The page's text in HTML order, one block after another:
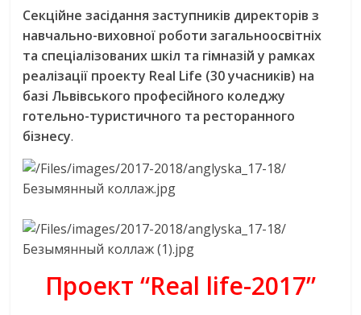
Секційне засідання заступників директорів з
навчально-виховної роботи загальноосвітніх
та спеціалізованих шкіл та гімназій у рамках
реалізації проекту Real Life (30 учасників) на
базі Львівського професійного коледжу
готельно-туристичного та ресторанного
бізнесу.
Проект “Real life-2017”